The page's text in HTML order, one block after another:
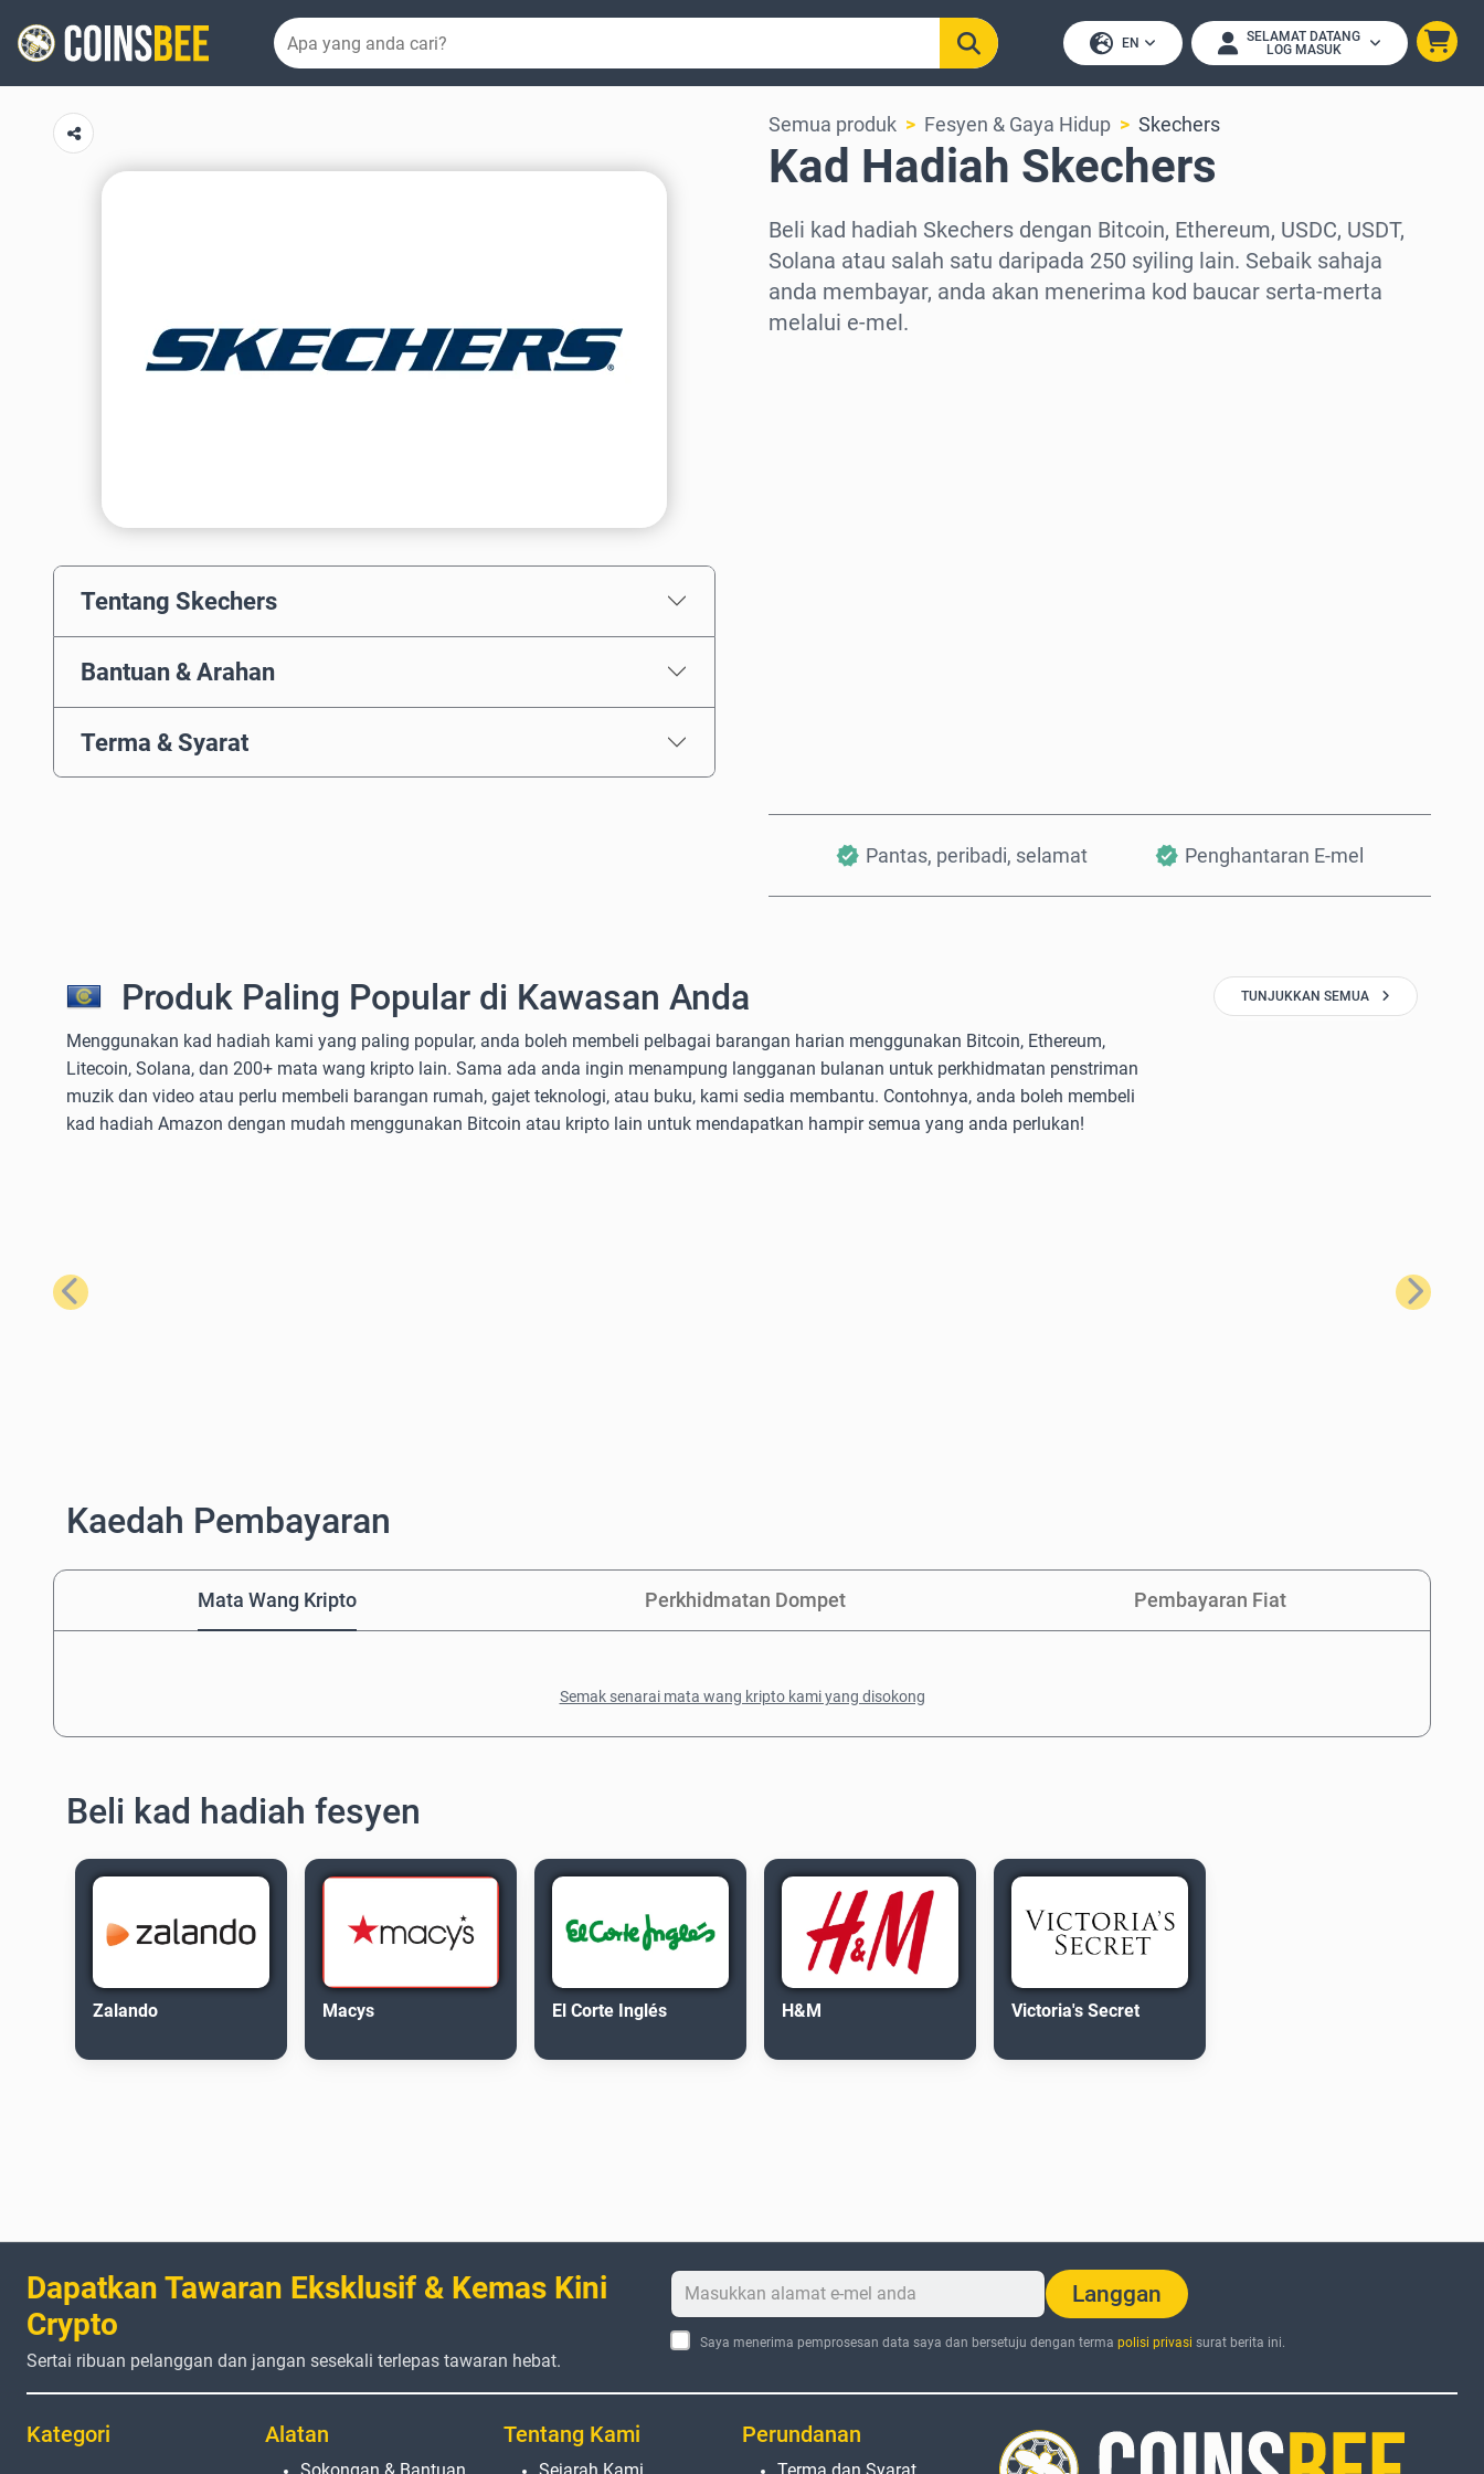
EN
SELAMAT DATANG
LOG MASUK
Tentang Skechers
Bantuan & Arahan
Terma & Syarat
Semua produk Fesyen & Gaya Hidup Skechers
Kad Hadiah Skechers
Beli kad hadiah Skechers dengan Bitcoin, Ethereum, USDC, USDT,
Solana atau salah satu daripada 250 syiling lain. Sebaik sahaja
anda membayar, anda akan menerima kod baucar serta-merta
melalui e-mel.
Pantas, peribadi, selamat Penghantaran E-mel
Produk Paling Popular di Kawasan Anda
Menggunakan kad hadiah kami yang paling popular, anda boleh membeli pelbagai barangan harian menggunakan Bitcoin, Ethereum,
Litecoin, Solana, dan 200+ mata wang kripto lain. Sama ada anda ingin menampung langganan bulanan untuk perkhidmatan penstriman
muzik dan video atau perlu membeli barangan rumah, gajet teknologi, atau buku, kami sedia membantu. Contohnya, anda boleh membeli
kad hadiah Amazon dengan mudah menggunakan Bitcoin atau kripto lain untuk mendapatkan hampir semua yang anda perlukan!
TUNJUKKAN SEMUA
Sebelumnya Seterusnya
Kaedah Pembayaran
Mata Wang Kripto Perkhidmatan Dompet Pembayaran Fiat
Semak senarai mata wang kripto kami yang disokong
Beli kad hadiah fesyen
Zalando Macys El Corte Inglés H&M Victoria's Secret
Dapatkan Tawaran Eksklusif & Kemas Kini
Crypto
Sertai ribuan pelanggan dan jangan sesekali terlepas tawaran hebat.
Langgan
Saya menerima pemprosesan data saya dan bersetuju dengan terma polisi privasi surat berita ini.
Kategori Alatan
Sokongan & Bantuan
Tentang Kami
Sejarah Kami
Perundanan
Terma dan Syarat